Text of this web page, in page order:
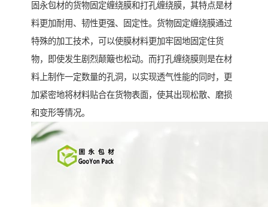
固永包材的货物固定缠绕膜和打孔缠绕膜，其特点是材
料更加耐用、韧性更强、固定性。货物固定缠绕膜通过
特殊的加工技术，可以使膜材料更加牢固地固定住货
物，即使发生剧烈颠簸也松动。而打孔缠绕膜则是在材
料上制作一定数量的孔洞，以实现透气性能的同时，更
加紧密地将材料贴合在货物表面，使其出现松散、磨损
和变形等情况。